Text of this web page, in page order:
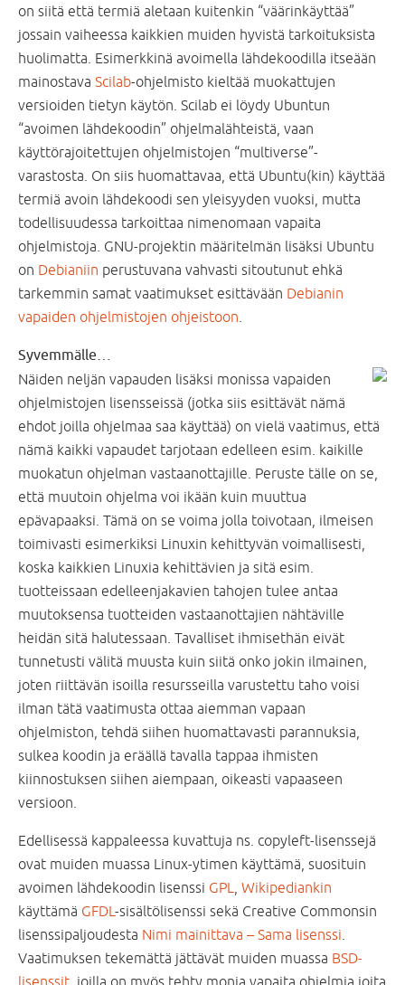
on siitä että termiä aletaan kuitenkin “väärinkäyttää”
jossain vaiheessa kaikkien muiden hyvistä tarkoituksista
huolimatta. Esimerkkinä avoimella lähdekoodilla itseään
mainostavaScilab-ohjelmisto kieltää muokattujen
versioiden tietyn käytön. Scilab ei löydy Ubuntun
“avoimen lähdekoodin” ohjelmalähteistä, vaan
käyttörajoitettujen ohjelmistojen “multiverse”-
varastosta. On siis huomattavaa, että Ubuntu(kin) käyttää
termiä avoin lähdekoodi sen yleisyyden vuoksi, mutta
todellisuudessa tarkoittaa nimenomaan vapaita
ohjelmistoja. GNU-projektin määritelmän lisäksi Ubuntu
on Debianiin perustuvana vahvasti sitoutunut ehkä
tarkemmin samat vaatimukset esittävään Debianin
vapaiden ohjelmistojen ohjeistoon
Syvemmälle…
Näiden neljän vapauden lisäksi monissa vapaiden
ohjelmistojen lisensseissä (jotka siis esittävät nämä
ehdot joilla ohjelmaa saa käyttää) on vielä vaatimus, että
nämä kaikki vapaudet tarjotaan edelleen esim. kaikille
muokatun ohjelman vastaanottajille. Peruste tälle on se,
että muutoin ohjelma voi ikään kuin muuttua
epävapaaksi. Tämä on se voima jolla toivotaan, ilmeisen
toimivasti esimerkiksi Linuxin kehittyvän voimallisesti,
koska kaikkien Linuxia kehittävien ja sitä esim.
tuotteissaan edelleenjakavien tahojen tulee antaa
muutoksensa tuotteiden vastaanottajien nähtäville
heidän sitä halutessaan. Tavalliset ihmisethän eivät
tunnetusti välitä muusta kuin siitä onko jokin ilmainen,
joten riittävän isoilla resursseilla varustettu taho voisi
ilman tätä vaatimusta ottaa aiemman vapaan
ohjelmiston, tehdä siihen huomattavasti parannuksia,
sulkea koodin ja eräällä tavalla tappaa ihmisten
kiinnostuksen siihen aiempaan, oikeasti vapaaseen
versioon.
Edellisessä kappaleessa kuvattuja ns. copyleft-lisenssejä
ovat muiden muassa Linux-ytimen käyttämä, suosituin
avoimen lähdekoodin lisenssi GPL,Wikipediankin
käyttämä GFDL-sisältölisenssi sekä Creative Commonsin
lisenssipaljoudesta Nimi mainittava – Sama lisenssi.
Vaatimuksen tekemättä jättävät muiden muassa BSD-